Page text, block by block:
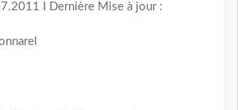
I Dernière Mise à jour :